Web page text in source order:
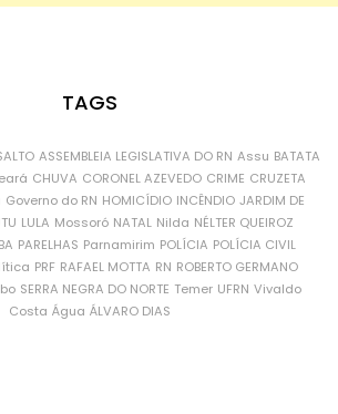
TAGS
ASSEMBLEIA LEGISLATIVA DO RN Assu BATATA
CHUVA CORONEL AZEVEDO CRIME CRUZETA
Governo do RN HOMICÍDIO INCÊNDIO JARDIM DE
LULA Mossoró NATAL Nilda NÉLTER QUEIROZ
PARELHAS Parnamirim POLÍCIA POLÍCIA CIVIL
PRF RAFAEL MOTTA RN ROBERTO GERMANO
SERRA NEGRA DO NORTE Temer UFRN Vivaldo
Costa Água ÁLVARO DIAS